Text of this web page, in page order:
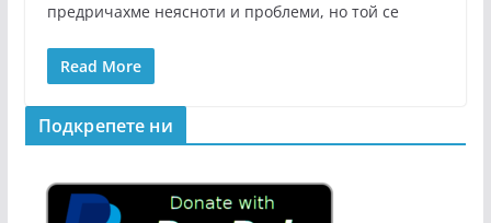
предричахме неясноти и проблеми, но той се
Read More
Подкрепeте ни